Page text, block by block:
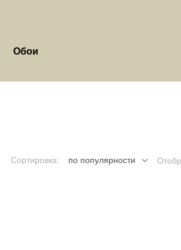
Обои
Сортировка: по популярности